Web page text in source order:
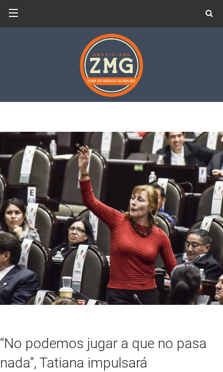
“No podemos jugar a que no pasa
nada”, Tatiana impulsará